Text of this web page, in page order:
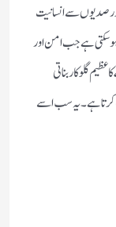
صدیوں سے انسانیت
ہو سکتی ہے جب امن اور
گلوکار بناتی
کرتا ہے۔ یہ سب اسے